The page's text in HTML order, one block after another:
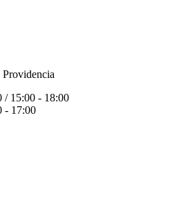
/ 15:00 - 18:00
- 17:00